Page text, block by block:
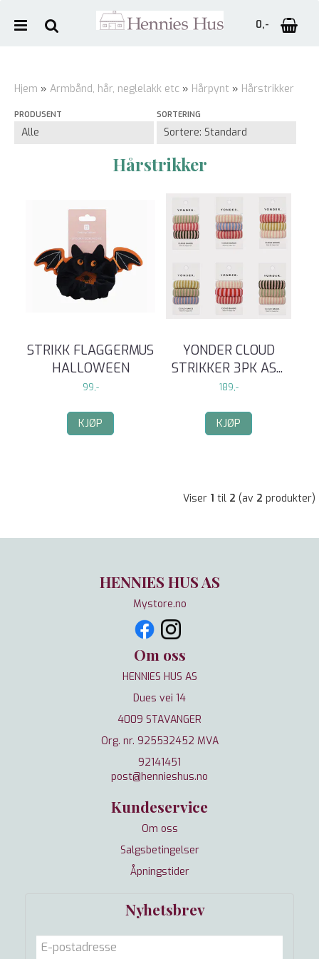
0,-
Hjem » Armbånd, hår, neglelakk etc » Hårpynt » Hårstrikker
PRODUSENT SORTERING
Hårstrikker
STRIKK FLAGGERMUS
HALLOWEEN
99,-
KJØP
YONDER CLOUD
STRIKKER 3PK AS...
189,-
KJØP
Viser 1 til 2 (av 2 produkter)
HENNIES HUS AS
Mystore.no
Om oss
HENNIES HUS AS
Dues vei 14
4009 STAVANGER
Org. nr. 925532452 MVA
92141451
post@hennieshus.no
Kundeservice
Om oss
Salgsbetingelser
Åpningstider
Nyhetsbrev